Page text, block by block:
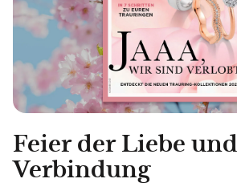
Feier der Liebe und
Verbindung